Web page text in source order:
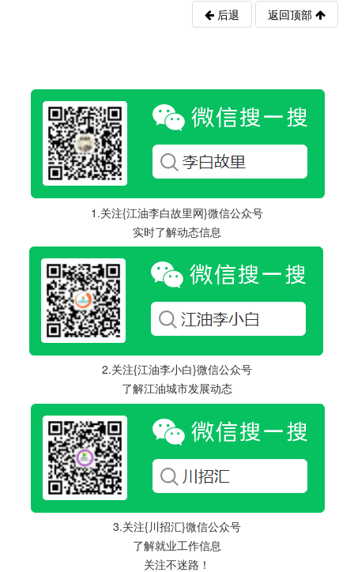
后退 返回顶部
1.关注{江油李白故里网}微信公众号
实时了解动态信息
2.关注{江油李小白}微信公众号
了解江油城市发展动态
3.关注{川招汇}微信公众号
了解就业工作信息
关注不迷路！